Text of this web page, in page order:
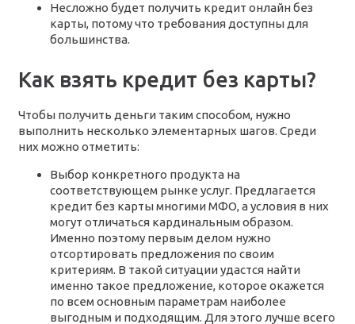
Несложно будет получить кредит онлайн без
карты, потому что требования доступны для
большинства.
Как взять кредит без карты?
Чтобы получить деньги таким способом, нужно
выполнить несколько элементарных шагов. Среди
них можно отметить:
Выбор конкретного продукта на
соответствующем рынке услуг. Предлагается
кредит без карты многими МФО, а условия в них
могут отличаться кардинальным образом.
Именно поэтому первым делом нужно
отсортировать предложения по своим
критериям. В такой ситуации удастся найти
именно такое предложение, которое окажется
по всем основным параметрам наиболее
выгодным и подходящим. Для этого лучше всего